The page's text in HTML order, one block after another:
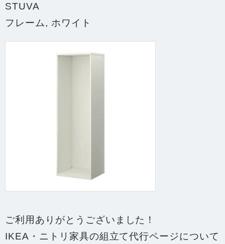
STUVA
フレーム, ホワイト
ご利用ありがとうございました！
IKEA・ニトリ家具の組立て代行ページについて